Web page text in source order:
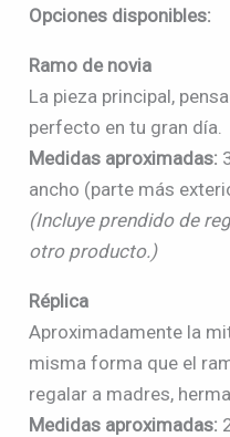
Opciones disponibles:
Ramo de novia
La pieza principal,
perfecto en tu gran día.
Medidas aproximadas:
ancho (parte más
(Incluye prendido de
otro producto.)
Réplica
Aproximadamente la
misma forma que el
regalar a madres,
Medidas aproximadas: